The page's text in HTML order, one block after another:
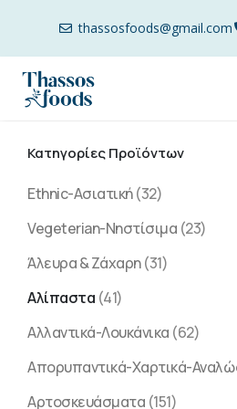
thassosfoods@gmail.com
Κατηγορίες Προϊόντων
Ethnic-Ασιατική(32)
Vegeterian-Νηστίσιμα (23)
Άλευρα & Ζάχαρη(31)
Αλίπαστα (41)
Αλλαντικά-Λουκάνικα (62)
Απορυπαντικά-Χαρτικά-
Αρτοσκευάσματα (151)